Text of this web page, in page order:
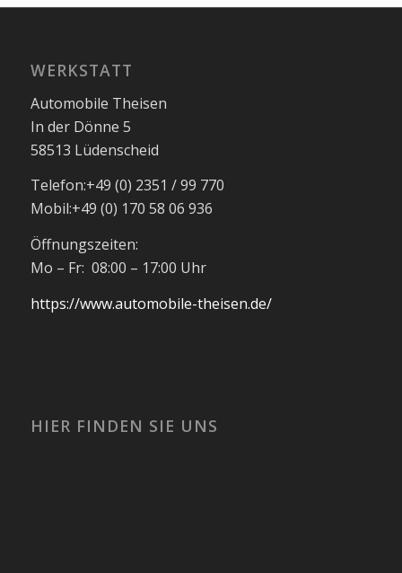
WERKSTATT
Automobile Theisen
In der Dönne 5
58513 Lüdenscheid
Telefon:+49 (0) 2351 / 99 770
Mobil:+49 (0) 170 58 06 936
Öffnungszeiten:
Mo – Fr: 08:00 – 17:00 Uhr
https://www.automobile-theisen.de/
HIER FINDEN SIE UNS